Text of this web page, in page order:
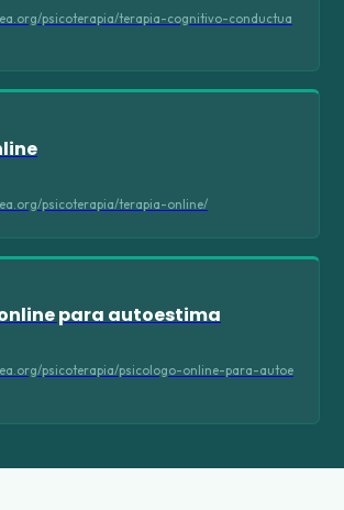
psicoterapia/terapia-cognitivo-conductua
psicoterapia/terapia-online/
para autoestima
psicoterapia/psicologo-online-para-autoe